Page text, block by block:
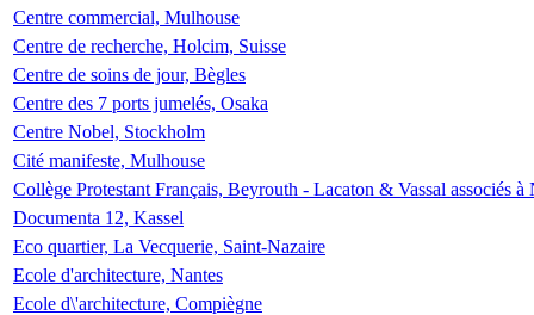
Centre commercial, Mulhouse
Centre de recherche, Holcim, Suisse
Centre de soins de jour, Bègles
Centre des 7 ports jumelés, Osaka
Centre Nobel, Stockholm
Cité manifeste, Mulhouse
Collège Protestant Français, Beyrouth - Lacaton & Vassal associés
Documenta 12, Kassel
Eco quartier, La Vecquerie, Saint-Nazaire
Ecole d'architecture, Nantes
Ecole d\'architecture, Compiègne